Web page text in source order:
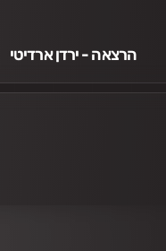
הרצאה - ירדן ארדיטי